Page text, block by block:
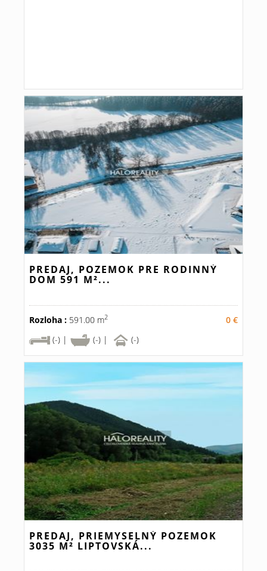
PREDAJ, POZEMOK PRE RODINNÝ
DOM 591 M²...
Rozloha : 591.00 m2
0 €
(-) |
(-) | (-)
PREDAJ, PRIEMYSELNÝ POZEMOK
3035 M² LIPTOVSKÁ...